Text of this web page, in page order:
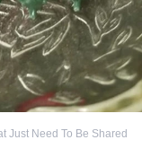
Just Need To Be Shared